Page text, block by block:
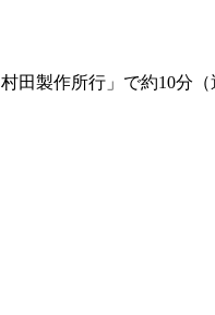
製作所行」で約10分（